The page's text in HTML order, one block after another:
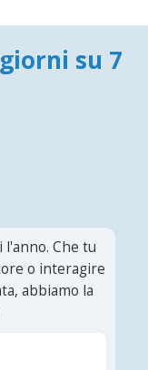
su 7
Che tu
o interagire
abbiamo la